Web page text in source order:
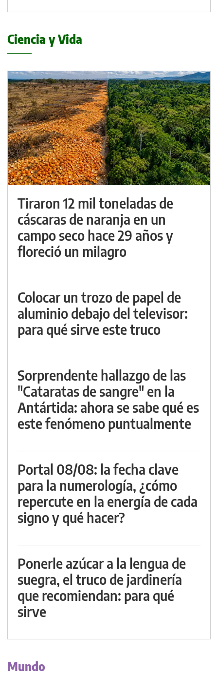
Ciencia y Vida
Tiraron 12 mil toneladas de
cáscaras de naranja en un
campo seco hace 29 años y
floreció un milagro
Colocar un trozo de papel de
aluminio debajo del televisor:
para qué sirve este truco
Sorprendente hallazgo de las
"Cataratas de sangre" en la
Antártida: ahora se sabe qué es
este fenómeno puntualmente
Portal 08/08: la fecha clave
para la numerología, ¿cómo
repercute en la energía de cada
signo y qué hacer?
Ponerle azúcar a la lengua de
suegra, el truco de jardinería
que recomiendan: para qué
sirve
Mundo